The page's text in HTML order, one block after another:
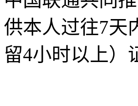
供本人过往7天
留4小时以上）